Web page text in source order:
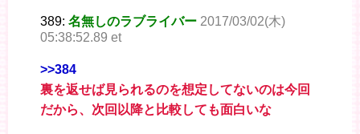
389: 名無しのラブライバー 2017/03/02(木)
05:38:52.89 et
>>384
裏を返せば見られるのを想定してないのは今回
だから、次回以降と比較しても面白いな